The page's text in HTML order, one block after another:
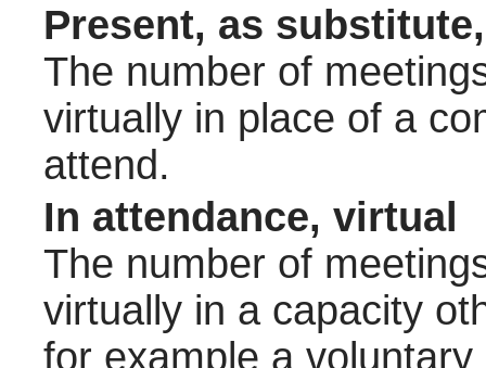
Present, as
The number of
virtually in place of a
attend.
In attendance, virtual
The number of
virtually in a capacity
for example a